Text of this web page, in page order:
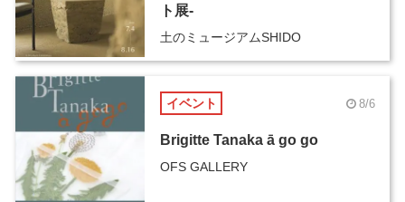
ト展-
土のミュージアムSHIDO
イベント 8/6
Brigitte Tanaka ā go go
OFS GALLERY